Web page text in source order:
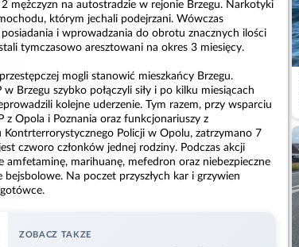
mężczyzn na autostradzie w rejonie Brzegu. Narkotyki
którym jechali podejrzani. Wówczas
posiadania i wprowadzania do obrotu znacznych ilości
tymczasowo aresztowani na okres 3 miesięcy.
mogli stanowić mieszkańcy Brzegu.
w Brzegu szybko połączyli siły i po kilku miesiącach
kolejne uderzenie. Tym razem, przy wsparciu
z Opola i Poznania oraz funkcjonariuszy z
Kontrterrorystycznego Policji w Opolu, zatrzymano 7
czworo członków jednej rodziny. Podczas akcji
amfetaminę, marihuanę, mefedron oraz niebezpieczne
Na poczet przyszłych kar i grzywien
ZOBACZ TAKZE